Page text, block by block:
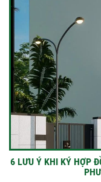
6 LƯU Ý KHI KÝ HỢP